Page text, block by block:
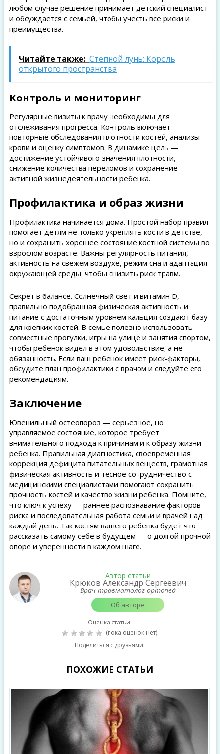
любом случае решение принимает детский специалист
и обсуждается с семьей, чтобы учесть все риски и
преимущества.
Читайте также: Степной лунь: Король
открытого пространства
Контроль и мониторинг
Регулярные визиты к врачу необходимы для
отслеживания прогресса. Контроль включает
повторные обследования плотности костей, анализы
крови и оценку симптомов. В динамике цель —
достижение устойчивого значения плотности,
снижение количества переломов и сохранение
активной жизнедеятельности ребенка.
Профилактика и образ жизни
Профилактика начинается дома. Простой набор правил
помогает детям не только укреплять кости в детстве,
но и сохранить хорошее состояние костной системы во
взрослом возрасте. Важны регулярность питания,
активность на свежем воздухе, режим сна и адаптация
окружающей среды, чтобы снизить риск травм.
Секрет в балансе. Солнечный свет и витамин D,
правильно подобранная физическая активность и
питание с достаточным уровнем кальция создают базу
для крепких костей. В семье полезно использовать
совместные прогулки, игры на улице и занятия спортом,
чтобы ребенок видел в этом удовольствие, а не
обязанность. Если ваш ребенок имеет риск-факторы,
обсудите план профилактики с врачом и следуйте его
рекомендациям.
Заключение
Ювенильный остеопороз — серьезное, но
управляемое состояние, которое требует
внимательного подхода к причинам и к образу жизни
ребенка. Правильная диагностика, своевременная
коррекция дефицита питательных веществ, грамотная
физическая активность и тесное сотрудничество с
медицинскими специалистами помогают сохранить
прочность костей и качество жизни ребенка. Помните,
что ключ к успеху — раннее распознавание факторов
риска и последовательная работа семьи и врачей над
каждый день. Так костям вашего ребенка будет что
рассказать самому себе в будущем — о долгой прочной
опоре и уверенности в каждом шаге.
Автор статьи
Крюков Александр Сергеевич
Врач травматолог-ортопед
Об авторе
Оценка статьи:
(пока оценок нет)
Поделиться с друзьями:
ПОХОЖИЕ СТАТЬИ